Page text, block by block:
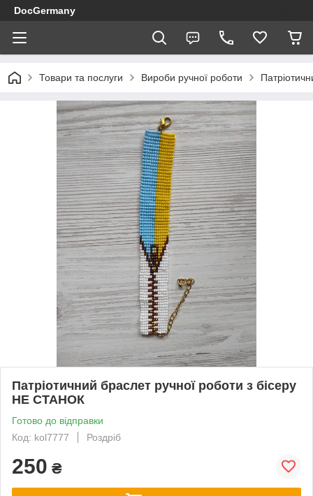
DocGermany
Товари та послуги Вироби ручної роботи
Патріотичний браслет ручної роботи з бісеру
НЕ СТАНОК
Готово до відправки
Код: kol7777
Роздріб
250 ₴